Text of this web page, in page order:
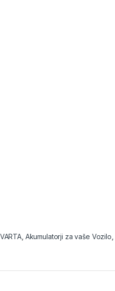
, Akumulatorji za vaše Vozilo